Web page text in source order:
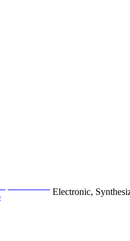
Electronic,